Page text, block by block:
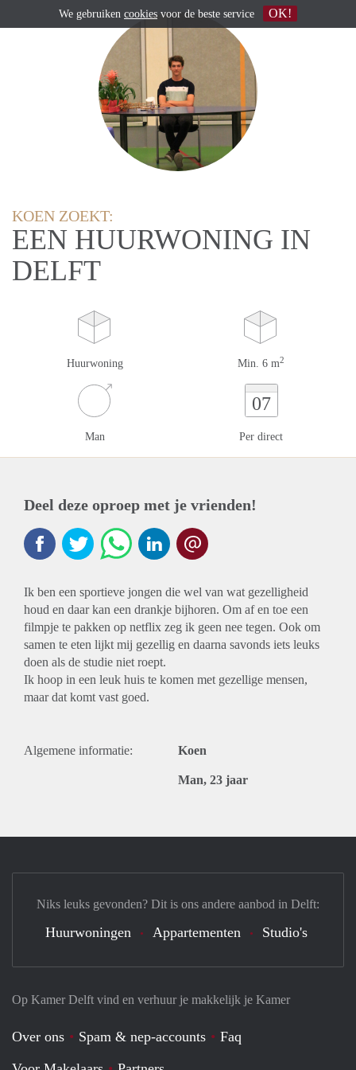
KOEN ZOEKT:
EEN HUURWONING IN
DELFT
Huurwoning Min. 6 m2
Man
07
Per direct
Deel deze oproep met je vrienden!
Ik ben een sportieve jongen die wel van wat gezelligheid
houd en daar kan een drankje bijhoren. Om af en toe een
filmpje te pakken op netflix zeg ik geen nee tegen. Ook om
samen te eten lijkt mij gezellig en daarna savonds iets leuks
doen als de studie niet roept.
Ik hoop in een leuk huis te komen met gezellige mensen,
maar dat komt vast goed.
Algemene informatie: Koen
Man, 23 jaar
Op Kamer Delft vind en verhuur je makkelijk je Kamer
Over ons Spam & nep-accounts
Faq
Niks leuks gevonden? Dit is ons andere aanbod in Delft:
Huurwoningen Appartementen Studio's
We gebruiken cookies voor de beste service OK!